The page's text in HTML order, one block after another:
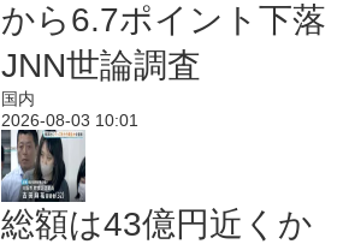
から6.7ポイント下落
JNN世論調査
国内
2026-08-03 10:01
総額は43億円近くか